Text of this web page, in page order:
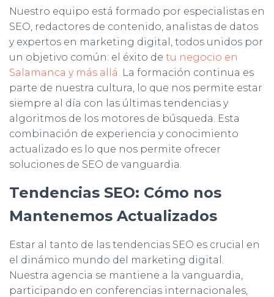
Nuestro equipo está formado por especialistas en
SEO, redactores de contenido, analistas de datos
y expertos en marketing digital, todos unidos por
un objetivo común: el éxito de tu negocio en
Salamanca y más allá. La formación continua es
parte de nuestra cultura, lo que nos permite estar
siempre al día con las últimas tendencias y
algoritmos de los motores de búsqueda. Esta
combinación de experiencia y conocimiento
actualizado es lo que nos permite ofrecer
soluciones de SEO de vanguardia.
Tendencias SEO: Cómo nos
Mantenemos Actualizados
Estar al tanto de las tendencias SEO es crucial en
el dinámico mundo del marketing digital.
Nuestra agencia se mantiene a la vanguardia,
participando en conferencias internacionales,